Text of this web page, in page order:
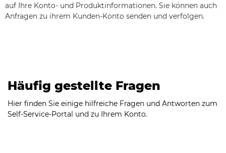
auf Ihre Konto- und Produktinformationen. Sie können auch
Anfragen zu ihrem Kunden-Konto senden und verfolgen.
Häufig gestellte Fragen
Hier finden Sie einige hilfreiche Fragen und Antworten zum
Self-Service-Portal und zu Ihrem Konto.